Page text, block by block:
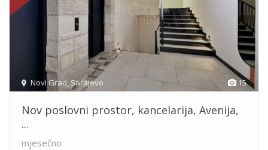
15
Novi Grad,Sarajevo
Nov poslovni prostor, kancelarija, Avenija,
...
mjesečno